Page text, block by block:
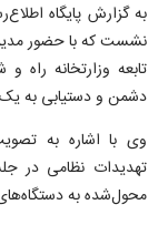
به گزارش پایگاه
نشست که با حضور
تابعه وزارتخانه راه
دشمن و دستیابی به یک
وی با اشاره به
تهدیدات نظامی در
محول‌شده به